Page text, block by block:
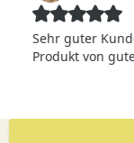
Sehr guter
Produkt von guter